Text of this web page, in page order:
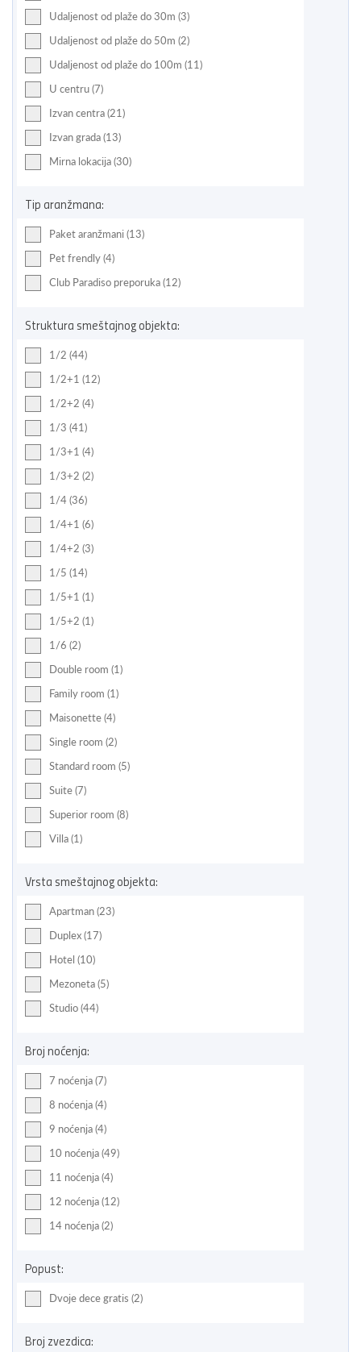
Udaljenost od plaže do 30m (3)
Udaljenost od plaže do 50m (2)
Udaljenost od plaže do 100m (11)
U centru (7)
Izvan centra (21)
Izvan grada (13)
Mirna lokacija (30)
Tip aranžmana:
Paket aranžmani (13)
Pet frendly (4)
Club Paradiso preporuka (12)
Struktura smeštajnog objekta:
1/2 (44)
1/2+1 (12)
1/2+2 (4)
1/3 (41)
1/3+1 (4)
1/3+2 (2)
1/4 (36)
1/4+1 (6)
1/4+2 (3)
1/5 (14)
1/5+1 (1)
1/5+2 (1)
1/6 (2)
Double room (1)
Family room (1)
Maisonette (4)
Single room (2)
Standard room (5)
Suite (7)
Superior room (8)
Villa (1)
Vrsta smeštajnog objekta:
Apartman (23)
Duplex (17)
Hotel (10)
Mezoneta (5)
Studio (44)
Broj noćenja:
7 noćenja (7)
8 noćenja (4)
9 noćenja (4)
10 noćenja (49)
11 noćenja (4)
12 noćenja (12)
14 noćenja (2)
Popust:
Dvoje dece gratis (2)
Broj zvezdica: